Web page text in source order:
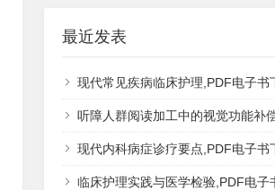
最近发表
现代常见疾病临床护理,PDF电子书下载
听障人群阅读加工中的视觉功能补偿现象,秦钊,PDF电子书下载
现代内科病症诊疗要点,PDF电子书下载
临床护理实践与医学检验,PDF电子书下载,193MB,